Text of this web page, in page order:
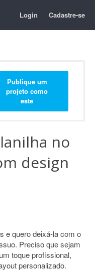
Login Cadastre-se
Publique um
projeto como
este
no
design
e quero deixá-la com o
Preciso que sejam
toque profissional,
personalizado.